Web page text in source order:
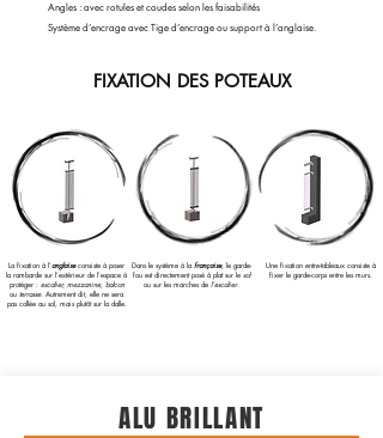
Dans le système à la française, le garde-
fou est directement posé à plat sur le sol
ou sur les marches de l’escalier.
La fixation à l’anglaiseconsiste à poser
la rambarde sur l’extérieur de l’espace à
protéger : escalier, mezzanine, balcon
ou terrasse. Autrement dit, elle ne sera
pas collée au sol, mais plutôt sur la dalle.
Angles : avec rotules et coudes selon les faisabilités
Système d’encrage avec Tige d’encrage ou support à l’anglaise.
FIXATION DES POTEAUX
Une fixation entre-tableaux consiste à
fixer le garde-corps entre les murs.
ALU BRILLANT